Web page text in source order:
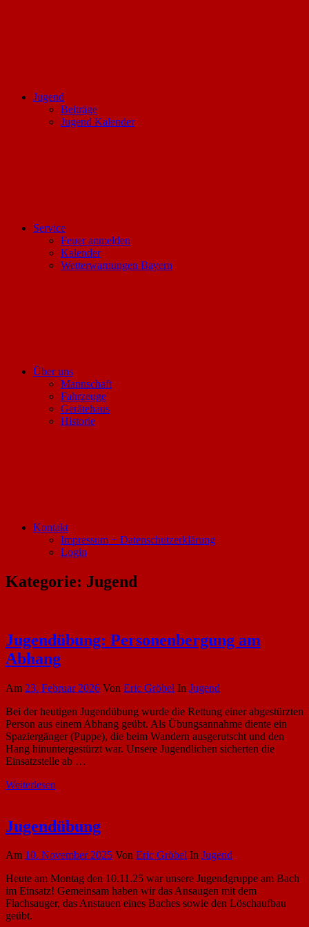
Jugend
Beiträge
Jugend Kalender
Service
Feuer anmelden
Kalender
Wetterwarnungen Bayern
Über uns
Mannschaft
Fahrzeuge
Gerätehaus
Historie
Kontakt
Impressum + Datenschutzerklärung
Login
Kategorie: Jugend
Jugendübung: Personenbergung am
Abhang
Am 23. Februar 2026 Von Eric Gröbel In Jugend
Bei der heutigen Jugendübung wurde die Rettung einer abgestürzten
Person aus einem Abhang geübt. Als Übungsannahme diente ein
Spaziergänger (Puppe), die beim Wandern ausgerutscht und den
Hang hinuntergestürzt war. Unsere Jugendlichen sicherten die
Einsatzstelle ab …
Weiterlesen
Jugendübung
Am 10. November 2025 Von Eric Gröbel In Jugend
Heute am Montag den 10.11.25 war unsere Jugendgruppe am Bach
im Einsatz! Gemeinsam haben wir das Ansaugen mit dem
Flachsauger, das Anstauen eines Baches sowie den Löschaufbau
geübt.